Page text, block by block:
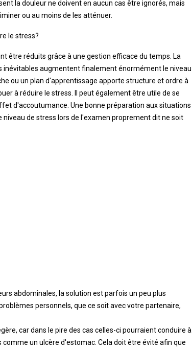
la douleur ne doivent en aucun cas être ignorés, mais
ou au moins de les atténuer.
le stress?
être réduits grâce à une gestion efficace du temps. La
inévitables augmentent finalement énormément le niveau
ou un plan d'apprentissage apporte structure et ordre à
à réduire le stress. Il peut également être utile de se
d'accoutumance. Une bonne préparation aux situations
de stress lors de l'examen proprement dit ne soit
abdominales, la solution est parfois un peu plus
personnels, que ce soit avec votre partenaire,
car dans le pire des cas celles-ci pourraient conduire à
un ulcère d'estomac. Cela doit être évité afin que